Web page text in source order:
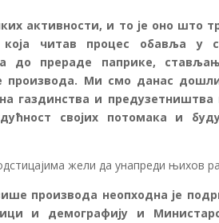
активности, и то је оно што
читав процес обавља у
до прераде паприке,
производа. Ми смо данас
газдинства и предузетништва
својих потомака и
жели да унапреди њихов
производа неопходна је
и демографију и